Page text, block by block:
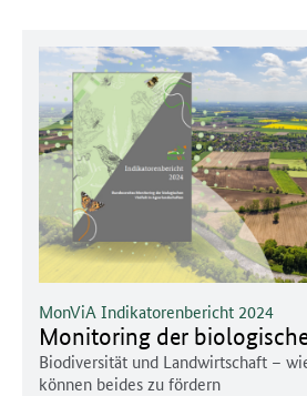
Monitoring der
MonViA Indikatorenbericht 2024
Biodiversität und Landwirtschaft –
können beides zu fördern